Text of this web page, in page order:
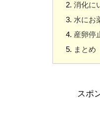
消化に
水にお
産卵停
まとめ
スポ